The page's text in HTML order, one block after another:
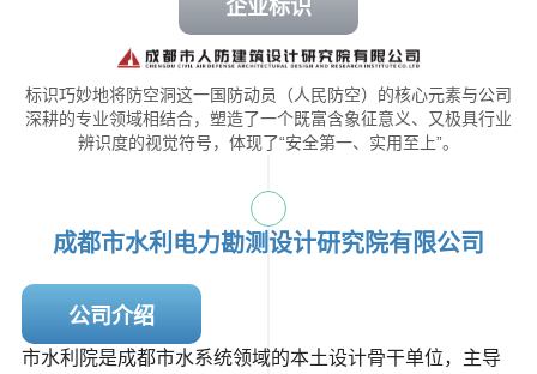
企业标识
标识巧妙地将防空洞这一国防动员（人民防空）的核心元素与公司
深耕的专业领域相结合，塑造了一个既富含象征意义、又极具行业
辨识度的视觉符号，体现了“安全第一、实用至上”。
成都市水利电力勘测设计研究院有限公司
公司介绍
市水利院是成都市水系统领域的本土设计骨干单位，主导